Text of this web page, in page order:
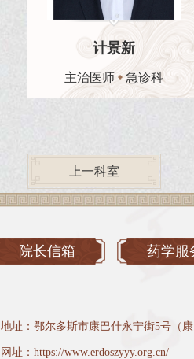
计景新
主治医师 急诊科
上一科室
院长信箱 药学服
地址：鄂尔多斯市康巴什永宁街5号（
网址：https://www.erdoszyyy.org.cn/